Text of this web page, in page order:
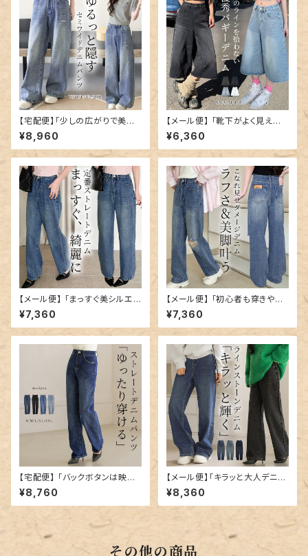
【宅配便】「少しの広がりで美脚
に近づく」デニム パンツ セミワ
イド レディース ポイント／pant
s700
¥8,960
【メール便】 「靴下がよく見える
丈感」バギーパンツ レディース
デニム ジーンズ／pants696
¥6,360
【メール便】 「まっすぐ美シルエッ
ト」デニム パンツ ストレート ジ
ーンズ／pants698
¥7,360
【メール便】 「初心者も穿きやす
いダメージ」デニム パンツ スト
レート レディース／pants699
¥7,360
【宅配便】 「バックボタンは映え
にも」デニム パンツ ストレート
レディース ／pants654
¥8,760
【メール便】「キラッと大人デニ
ム」デニム パンツ ワイド ストレ
ート レディース／pants662
¥8,360
その他の商品